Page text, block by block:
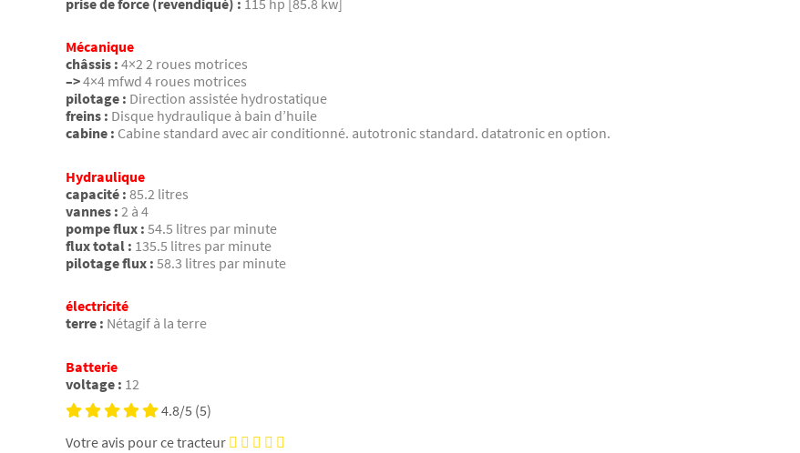
Mécanique
châssis : 4×2 2 roues motrices
–>4×4 mfwd 4 roues motrices
pilotage : Direction assistée hydrostatique
freins : Disque hydraulique à bain d’huile
cabine : Cabine standard avec air conditionné. autotronic standard. datatronic en option.
Hydraulique
capacité : 85.2 litres
vannes : 2 à 4
pompe flux : 54.5 litres par minute
flux total : 135.5 litres par minute
pilotage flux : 58.3 litres par minute
électricité
terre : Nétagif à la terre
Batterie
voltage : 12
4.8/5 (5)
Votre avis pour ce tracteur